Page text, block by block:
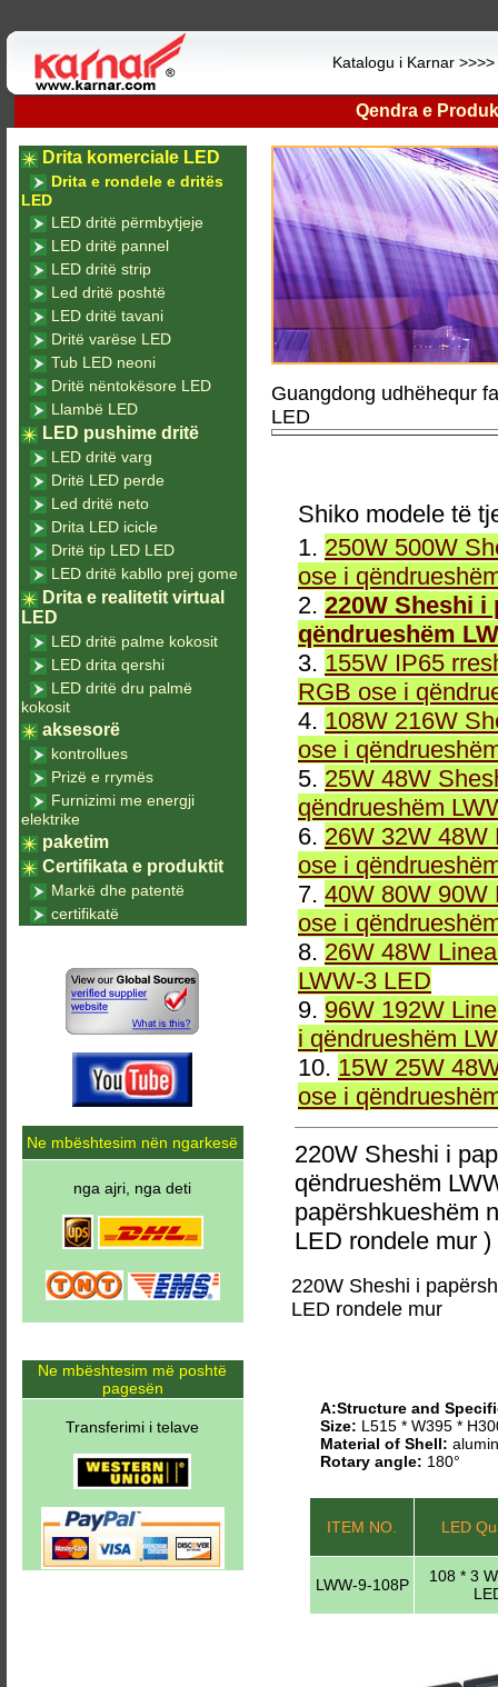
Katalogu i Karnar >>>>
Qendra e
Guangdong udhëhequr
LED
Shiko modele të
1. 250W 500W
ose i
2. 220W Sheshi i
qëndrueshëm
3. 155W IP65
RGB ose i
4. 108W 216W
ose i
5. 25W 48W
qëndrueshëm
6. 26W 32W 48W
ose i
7. 40W 80W 90W
ose i
8. 26W 48W
LWW-3 LED
9. 96W 192W
i qëndrueshëm
10. 15W 25W
ose i
220W Sheshi i
qëndrueshëm
papërshkueshëm
LED rondele mur )
220W Sheshi i
LED rondele mur
A:Structure and
Size: L515 * W395 *
Material of Shell:
Rotary angle: 180°
ITEM NO. LED
LWW-9-108P
108 * 3
Drita komerciale LED
Drita e rondele e dritës
LED
LED dritë përmbytjeje
LED dritë pannel
LED dritë strip
Led dritë poshtë
LED dritë tavani
Dritë varëse LED
Tub LED neoni
Dritë nëntokësore LED
Llambë LED
LED pushime dritë
LED dritë varg
Dritë LED perde
Led dritë neto
Drita LED icicle
Dritë tip LED LED
LED dritë kabllo prej gome
Drita e realitetit virtual
LED
LED dritë palme kokosit
LED drita qershi
LED dritë dru palmë
kokosit
aksesorë
kontrollues
Prizë e rrymës
Furnizimi me energji
elektrike
paketim
Certifikata e produktit
Markë dhe patentë
certifikatë
Ne mbështesim nën ngarkesë
nga ajri, nga deti
Ne mbështesim më poshtë
pagesën
Transferimi i telave